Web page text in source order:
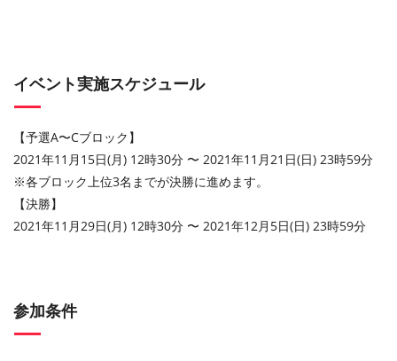
イベント実施スケジュール
【予選A〜Cブロック】
2021年11月15日(月) 12時30分 〜 2021年11月21日(日) 23時59分
※各ブロック上位3名までが決勝に進めます。
【決勝】
2021年11月29日(月) 12時30分 〜 2021年12月5日(日) 23時59分
参加条件